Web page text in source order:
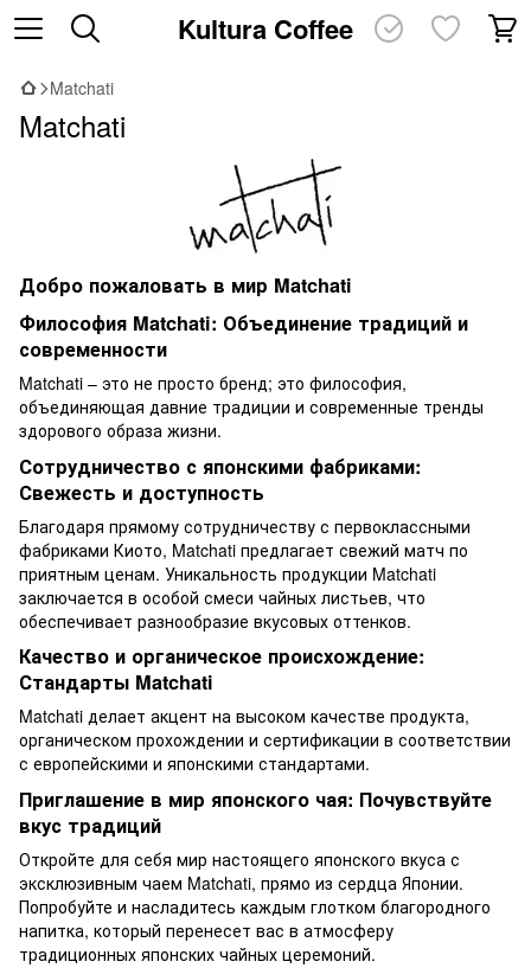
Kultura Coffee
Matchati
Matchati
Добро пожаловать в мир Matchati
Философия Matchati: Объединение традиций и
современности
Matchati – это не просто бренд; это философия,
объединяющая давние традиции и современные тренды
здорового образа жизни.
Сотрудничество с японскими фабриками:
Свежесть и доступность
Благодаря прямому сотрудничеству с первоклассными
фабриками Киото, Matchati предлагает свежий матч по
приятным ценам. Уникальность продукции Matchati
заключается в особой смеси чайных листьев, что
обеспечивает разнообразие вкусовых оттенков.
Качество и органическое происхождение:
Стандарты Matchati
Matchati делает акцент на высоком качестве продукта,
органическом прохождении и сертификации в соответствии
с европейскими и японскими стандартами.
Приглашение в мир японского чая: Почувствуйте
вкус традиций
Откройте для себя мир настоящего японского вкуса с
эксклюзивным чаем Matchati, прямо из сердца Японии.
Попробуйте и насладитесь каждым глотком благородного
напитка, который перенесет вас в атмосферу
традиционных японских чайных церемоний.